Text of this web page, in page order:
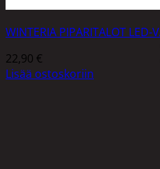
WINTERIA PIPARITALOT LED-
22,90 €
Lisää ostoskoriin